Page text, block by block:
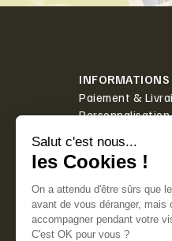
INFORMATIONS
Paiement &
Personnalisation
Contact
LIVRAISON
Offerte dès